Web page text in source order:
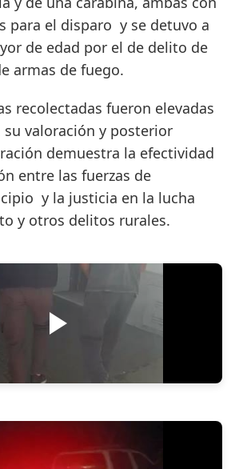
para el disparo y se detuvo a
de edad por el de delito de
armas de fuego.
recolectadas fueron elevadas
su valoración y posterior
demuestra la efectividad
entre las fuerzas de
y la justicia en la lucha
y otros delitos rurales.